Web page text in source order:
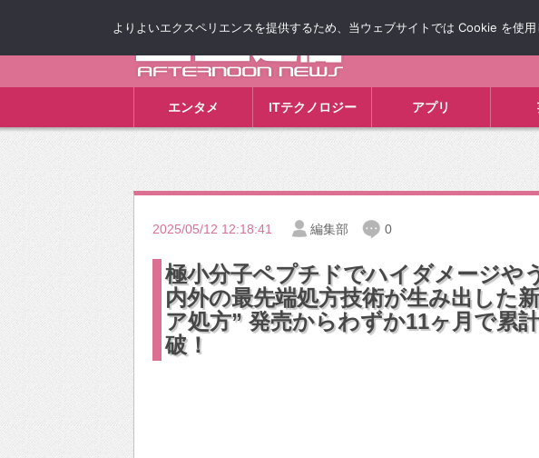
エンタメ ITテクノロジー アプリ
2025/05/12 12:18:41 編集部 0
極小分子ペプチドでハイダメージや
内外の最先端処方技術が生み出した
ア処方” 発売からわずか11ヶ月で累
破！
よりよいエクスペリエンスを提供するため、当ウェブサイトでは Cookie を使